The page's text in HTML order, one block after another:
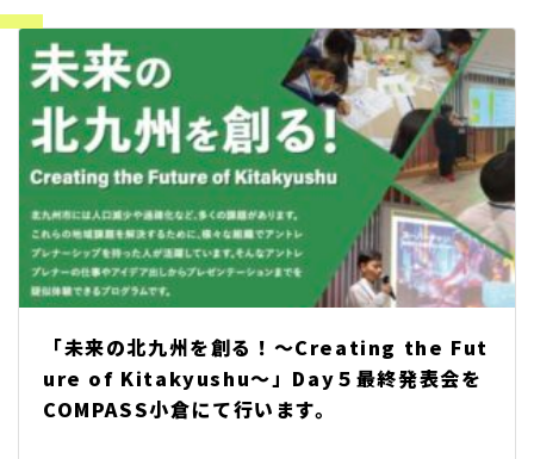
「未来の北九州を創る！～Creating the Fut
ure of Kitakyushu～」Day５最終発表会を
COMPASS小倉にて行います。